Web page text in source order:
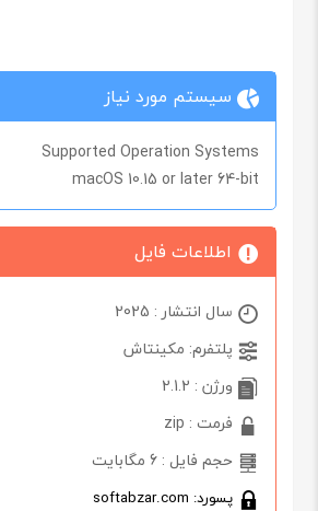
سیستم مورد نیاز
Supported Operation Systems
macOS 10.15 or later 64-bit
اطلاعات فایل
سال انتشار : 2025
پلتفرم: مکینتاش
ورژن : 2.1.2
فرمت : zip
حجم فایل : 6 مگابایت
پسورد: softabzar.com